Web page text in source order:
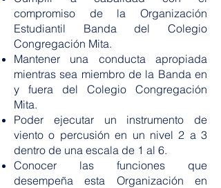
compromiso de la Organización
Estudiantil Banda del Colegio
Congregación Mita.
Mantener una conducta apropiada
mientras sea miembro de la Banda en
y fuera del Colegio Congregación
Mita.
Poder ejecutar un instrumento de
viento o percusión en un nivel 2 a 3
dentro de una escala de 1 al 6.
Conocer las funciones que
desempeña esta Organización en